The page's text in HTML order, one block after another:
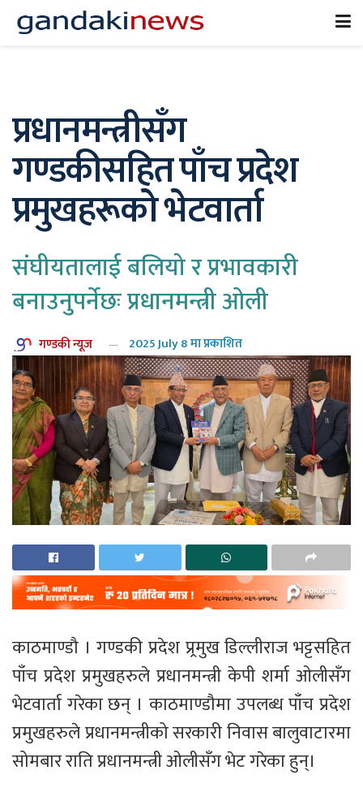
प्रधानमन्त्रीसँग
गण्डकीसहित पाँच प्रदेश
प्रमुखहरूको भेटवार्ता
संघीयतालाई बलियो र प्रभावकारी
बनाउनुपर्नेछः प्रधानमन्त्री ओली
गण्डकी न्यूज 2025 July 8 मा प्रकाशित
काठमाण्डौ । गण्डकी प्रदेश प्र्रमुख डिल्लीराज भट्टसहित
पाँच प्रदेश प्रमुखहरुले प्रधानमन्त्री केपी शर्मा ओलीसँग
भेटवार्ता गरेका छन् । काठमाण्डौमा उपलब्ध पाँच प्रदेश
प्रमुखहरुले प्रधानमन्त्रीको सरकारी निवास बालुवाटारमा
सोमबार राति प्रधानमन्त्री ओलीसँग भेट गरेका हुन्।